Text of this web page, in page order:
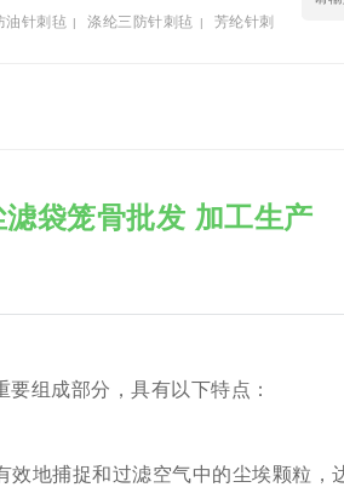
油针刺毡 | 涤纶三防针刺毡 | 芳纶针刺
袋笼骨批发 加工生产
组成部分，具有以下特点：
捕捉和过滤空气中的尘埃颗粒，